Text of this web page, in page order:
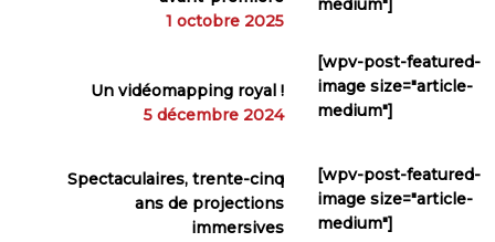
1 octobre 2025
medium"]
Un vidéomapping royal !
5 décembre 2024
[wpv-post-featured-
image size="article-
medium"]
Spectaculaires, trente-cinq
ans de projections
immersives
[wpv-post-featured-
image size="article-
medium"]